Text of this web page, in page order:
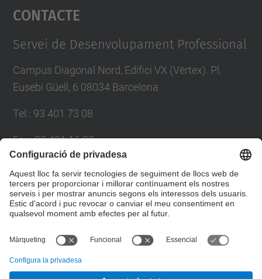
powered by
Contacte
Servei de Desenvolupament Professional
Campus Diagonal Nord, Edifici VX (Vèrtex). Pl.
Eusebi Güell, 6 08034 Barcelona
Tel. : 93 401 73 08
Fax:93 401 16 22
Directori UPC
Formulari de contacte